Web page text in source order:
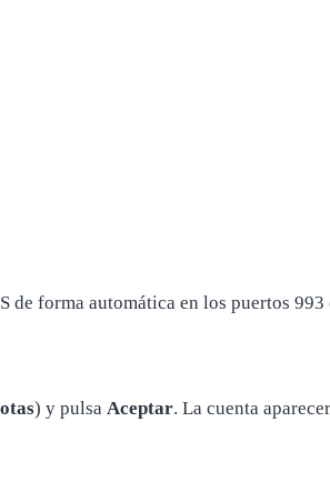
forma automática en los puertos
) y pulsa Aceptar. La cuenta